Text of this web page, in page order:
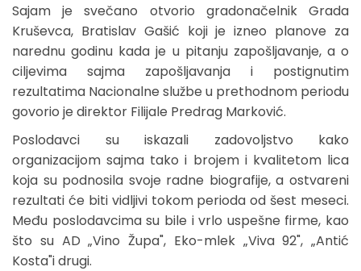
Sajam je svečano otvorio gradonačelnik Grada
Kruševca, Bratislav Gašić koji je izneo planove za
narednu godinu kada je u pitanju zapošljavanje, a o
ciljevima sajma zapošljavanja i postignutim
rezultatima Nacionalne službe u prethodnom periodu
govorio je direktor Filijale Predrag Marković.
Poslodavci su iskazali zadovoljstvo kako
organizacijom sajma tako i brojem i kvalitetom lica
koja su podnosila svoje radne biografije, a ostvareni
rezultati će biti vidljivi tokom perioda od šest meseci.
Među poslodavcima su bile i vrlo uspešne firme, kao
što su AD „Vino Župa", Eko-mlek „Viva 92", „Antić
Kosta"i drugi.